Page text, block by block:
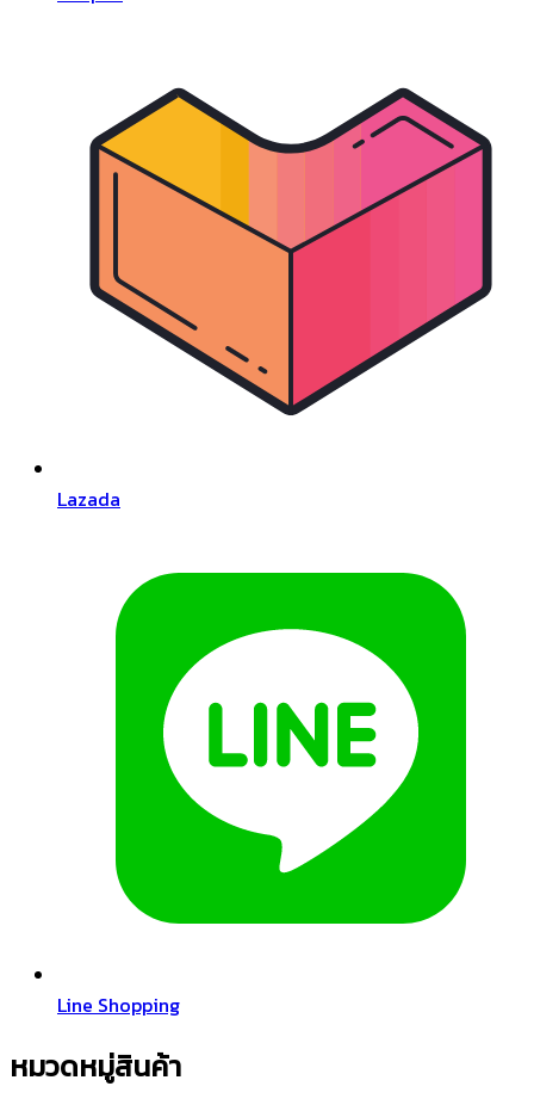
Lazada
Line Shopping
หมวดหมู่สินค้า